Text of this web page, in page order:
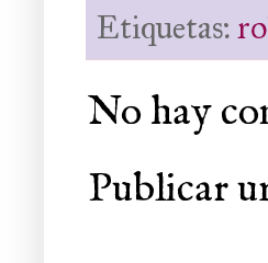
Etiquetas:
No hay
Publicar